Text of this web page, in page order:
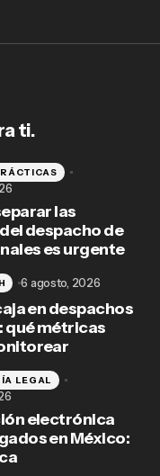
ti.
las
despacho de
es urgente
en despachos
qué métricas
6 agosto, 2026
electrónica
en México:
LEGAL